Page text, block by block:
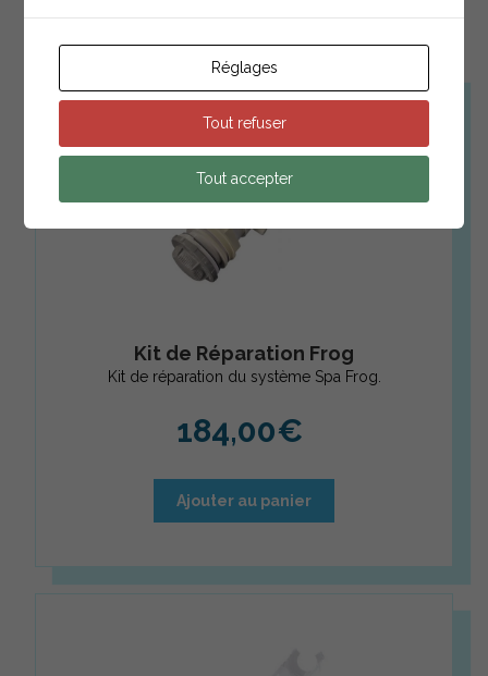
Produits relatifs
Kit de Réparation Frog
Kit de réparation du système Spa Frog.
184,00€
Ajouter au panier
Réglages
Tout refuser
Tout accepter